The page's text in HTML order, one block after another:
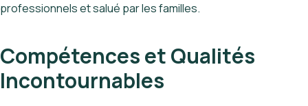
professionnels et salué par les familles.
Compétences et Qualités
Incontournables